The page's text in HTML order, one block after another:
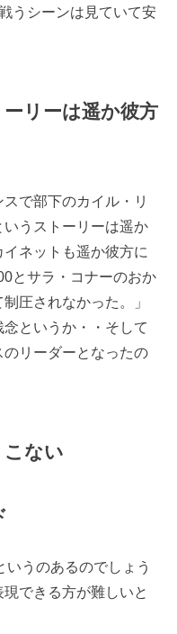
うシーンは見ていて安
リーは遥か彼方
で部下のカイル・リ
うストーリーは遥か
ネットも遥か彼方に
とサラ・コナーのおか
圧されなかった。」
というか・・そして
リーダーとなったの
ない
うのあるのでしょう
できる方が難しいと